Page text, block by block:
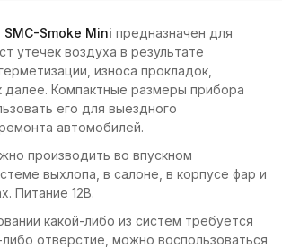
Smoke Mini предназначен для
утечек воздуха в результате
износа прокладок,
далее. Компактные размеры прибора
его для выездного
автомобилей.
производить во впускном
выхлопа, в салоне, в корпусе фар и
Питание 12В.
какой-либо из систем требуется
либо отверстие, можно воспользоваться